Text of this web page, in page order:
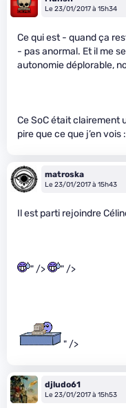
Le 23/01/2017 à 15h34
Ce qui est - quand ça
- pas anormal. Et il me
autonomie déplorable,
Ce SoC était clairement
pire que ce que j’en vois
matroska
Le 23/01/2017 à 15h43
Il est parti rejoindre
" /> " />
" />
djludo61
Le 23/01/2017 à 15h53